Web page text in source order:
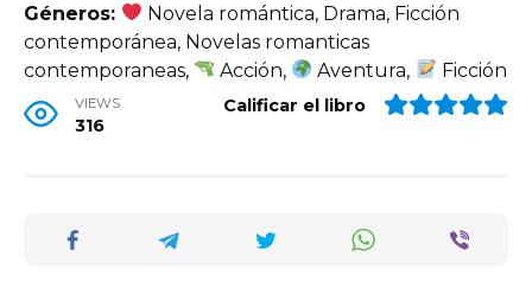
Géneros:
Novela romántica, Drama, Ficción
contemporánea, Novelas romanticas
contemporaneas,
Acción, Aventura, Ficción
VIEWS
316
Calificar el libro